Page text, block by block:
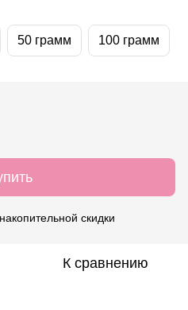
50 грамм 100 грамм
скидки
К сравнению